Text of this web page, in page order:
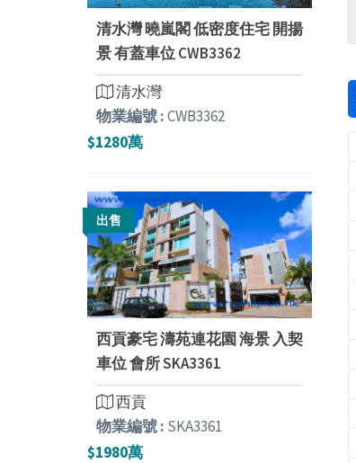
清水灣 曉嵐閣 低密度住宅 開揚
景 有蓋車位 CWB3362
清水灣
物業編號 :CWB3362
$1280萬
出售
西貢豪宅 濤苑連花園 海景 入契
車位 會所 SKA3361
西貢
物業編號 : SKA3361
$1980萬